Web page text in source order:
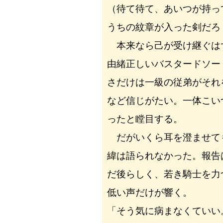
（待て待て、あいつが持
うちの紋章が入った剣だろ
本来なら己が受け継ぐは
由緒正しいバスタードソ
さだけは一級の従弟がそ
など信じがたい。一体こ
ったと瞠目する。
だがいくら耳を澄ませて
緯は語られなかった。報
だ後らしく、若き騎士を
低い声だけが響く。
「そう気に病まなくてい